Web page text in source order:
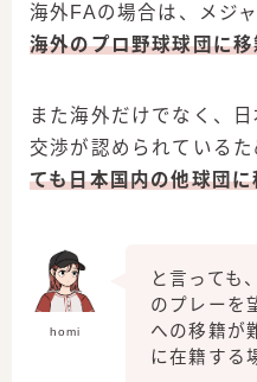
海外FAの場合は、メジ
海外のプロ野球球団に移
また海外だけでなく、
交渉が認められている
ても日本国内の他球団
homi
と言っても
のプレーを
への移籍が
に在籍する